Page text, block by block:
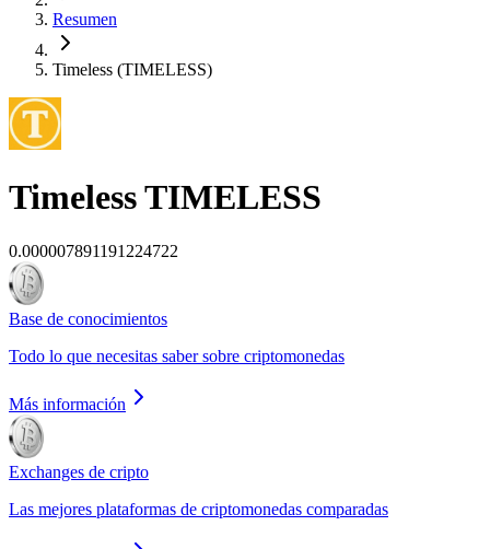
Resumen
Timeless (TIMELESS)
TimelessTIMELESS
0.000007891191224722
Base de conocimientos
Todo lo que necesitas saber sobre criptomonedas
Más información
Exchanges de cripto
Las mejores plataformas de criptomonedas comparadas